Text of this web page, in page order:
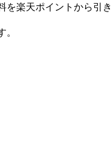
を楽天ポイントから引